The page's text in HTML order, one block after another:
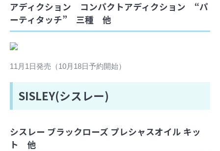
アディクション コンパクトアディクション “パ
ーティタッチ” 三種 他
11月1日発売（10月18日予約開始）
SISLEY(シスレー)
シスレー ブラックローズ プレシャスオイル キッ
ト 他